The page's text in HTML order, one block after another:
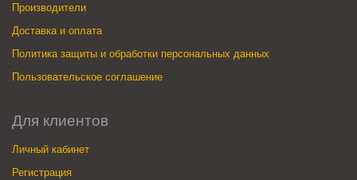
Производители
Доставка и оплата
Политика защиты и обработки персональных данных
Пользовательское соглашение
Для клиентов
Личный кабинет
Регистрация